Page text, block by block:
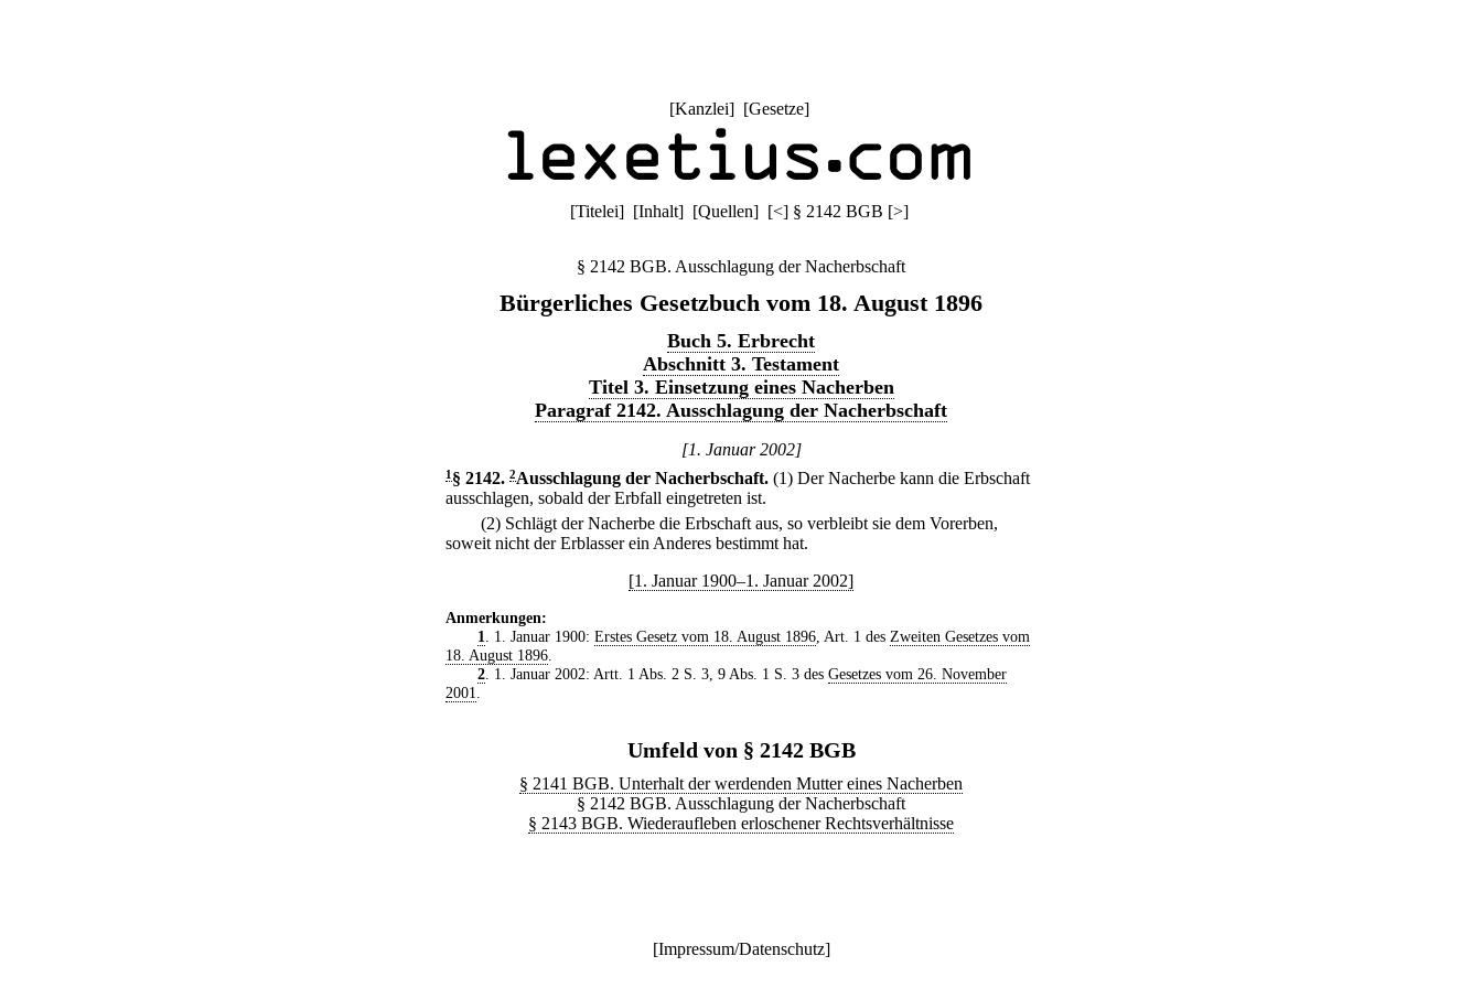
[Kanzlei] [Gesetze]
[Titelei] [Inhalt] [Quellen] [<] § 2142 BGB [>]
§ 2142 BGB. Ausschlagung der Nacherbschaft
Bürgerliches Gesetzbuch vom 18. August 1896
Buch 5. Erbrecht
Abschnitt 3. Testament
Titel 3. Einsetzung eines Nacherben
Paragraf 2142. Ausschlagung der Nacherbschaft
[1. Januar 2002]
1 § 2142. 2Ausschlagung der Nacherbschaft. (1) Der Nacherbe kann die Erbschaft
ausschlagen, sobald der Erbfall eingetreten ist.
(2) Schlägt der Nacherbe die Erbschaft aus, so verbleibt sie dem Vorerben,
soweit nicht der Erblasser ein Anderes bestimmt hat.
[1. Januar 1900–1. Januar 2002]
Anmerkungen:
1. 1. Januar 1900: Erstes Gesetz vom 18. August 1896, Art. 1 des Zweiten Gesetzes vom
18. August 1896.
2. 1. Januar 2002: Artt. 1 Abs. 2 S. 3, 9 Abs. 1 S. 3 des Gesetzes vom 26. November
2001.
Umfeld von § 2142 BGB
§ 2141 BGB. Unterhalt der werdenden Mutter eines Nacherben
§ 2142 BGB. Ausschlagung der Nacherbschaft
§ 2143 BGB. Wiederaufleben erloschener Rechtsverhältnisse
[Impressum/Datenschutz]